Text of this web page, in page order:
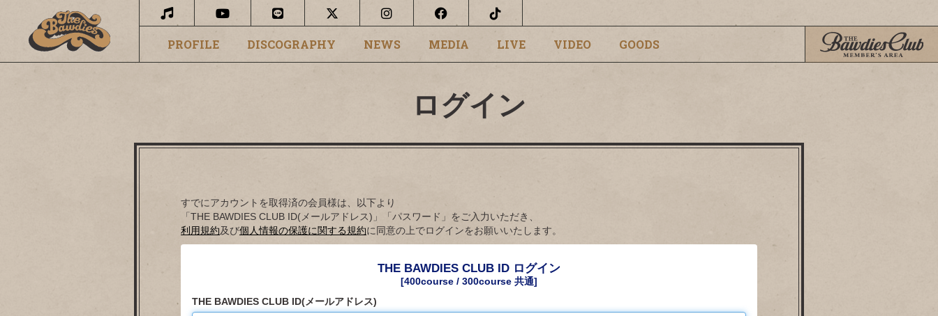
PROFILE DISCOGRAPHY NEWS MEDIA LIVE VIDEO GOODS
ログイン
すでにアカウントを取得済の会員様は、以下より
「THE BAWDIES CLUB ID(メールアドレス)」「パスワード」をご入力いただき、
利用規約及び個人情報の保護に関する規約に同意の上でログインをお願いいたします。
THE BAWDIES CLUB ID ログイン
[400course / 300course 共通]
THE BAWDIES CLUB ID(メールアドレス)